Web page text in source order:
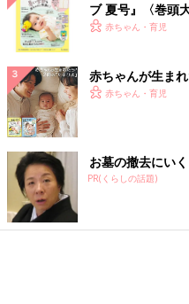
出典：Instagramアカウント「
mimiroom_mさんはトイレの
ラス 泡ピタ」を使っているそ
流すだけで掃除することがで
利なポイントだとか！
水に流せるティッシュで
ブ 夏号』〈巻頭
く！ おっぱい・
赤ちゃん・育児
赤ちゃんが生ま
赤ちゃん・育児
お墓の撤去にい
PR(くらしの話題)